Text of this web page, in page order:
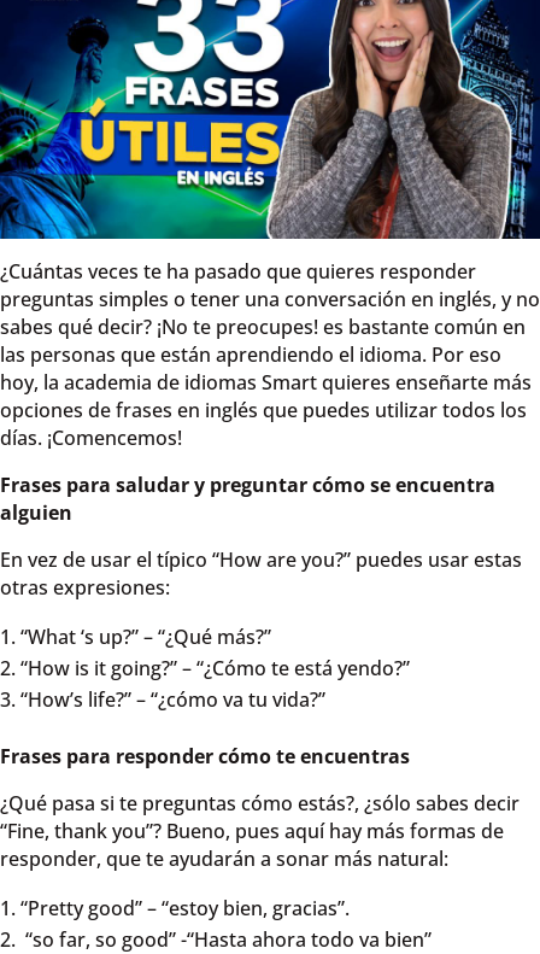
¿Cuántas veces te ha pasado que quieres responder
preguntas simples o tener una conversación en inglés, y no
sabes qué decir? ¡No te preocupes! es bastante común en
las personas que están aprendiendo el idioma. Por eso
hoy, la academia de idiomas Smart quieres enseñarte más
opciones de frases en inglés que puedes utilizar todos los
días. ¡Comencemos!
Frases para saludar y preguntar cómo se encuentra
alguien
En vez de usar el típico “How are you?” puedes usar estas
otras expresiones:
“What ‘s up?” – “¿Qué más?”
“How is it going?” – “¿Cómo te está yendo?”
“How’s life?” – “¿cómo va tu vida?”
Frases para responder cómo te encuentras
¿Qué pasa si te preguntas cómo estás?, ¿sólo sabes decir
“Fine, thank you”? Bueno, pues aquí hay más formas de
responder, que te ayudarán a sonar más natural:
“Pretty good” – “estoy bien, gracias”.
“so far, so good” -“Hasta ahora todo va bien”